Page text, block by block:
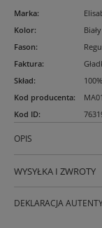
Marka:
Kolor:
Biały
Fason:
Faktura:
Skład:
Kod producenta:
Kod ID:
OPIS
WYSYŁKA I ZWROTY
DEKLARACJA